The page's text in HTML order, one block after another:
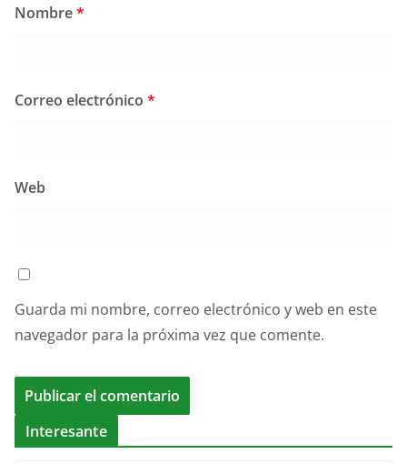
Nombre*
Correo electrónico *
Web
Guarda mi nombre, correo electrónico y web en este
navegador para la próxima vez que comente.
Interesante